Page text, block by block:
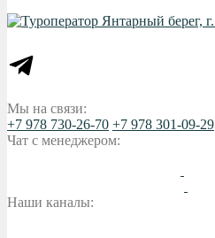
Мы на связи:
+7 978 730-26-70 +7 978 301-09-29
Чат с менеджером:
Наши каналы: